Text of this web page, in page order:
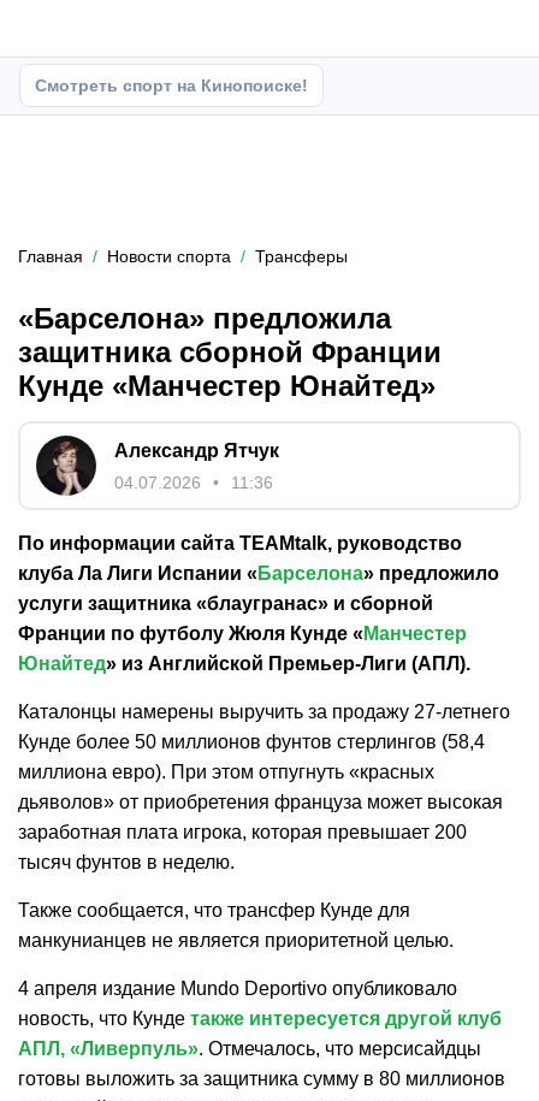
Смотреть спорт на Кинопоиске!
Главная Новости спорта Трансферы
«Барселона» предложила
защитника сборной Франции
Кунде «Манчестер Юнайтед»
Александр Ятчук
04.07.2026 11:36
По информации сайта TEAMtalk, руководство
клуба Ла Лиги Испании « Барселона» предложило
услуги защитника «блаугранас» и сборной
Франции по футболу Жюля Кунде « Манчестер
Юнайтед» из Английской Премьер-Лиги (АПЛ).
Каталонцы намерены выручить за продажу 27-летнего
Кунде более 50 миллионов фунтов стерлингов (58,4
миллиона евро). При этом отпугнуть «красных
дьяволов» от приобретения француза может высокая
заработная плата игрока, которая превышает 200
тысяч фунтов в неделю.
Также сообщается, что трансфер Кунде для
манкунианцев не является приоритетной целью.
4 апреля издание Mundo Deportivo опубликовало
новость, что Кунде также интересуется другой клуб
АПЛ, «Ливерпуль». Отмечалось, что мерсисайдцы
готовы выложить за защитника сумму в 80 миллионов